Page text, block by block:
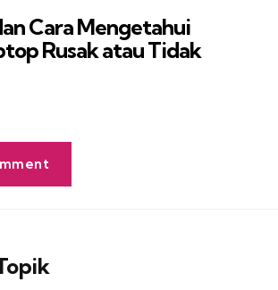
Cara Mengetahui
Rusak atau Tidak